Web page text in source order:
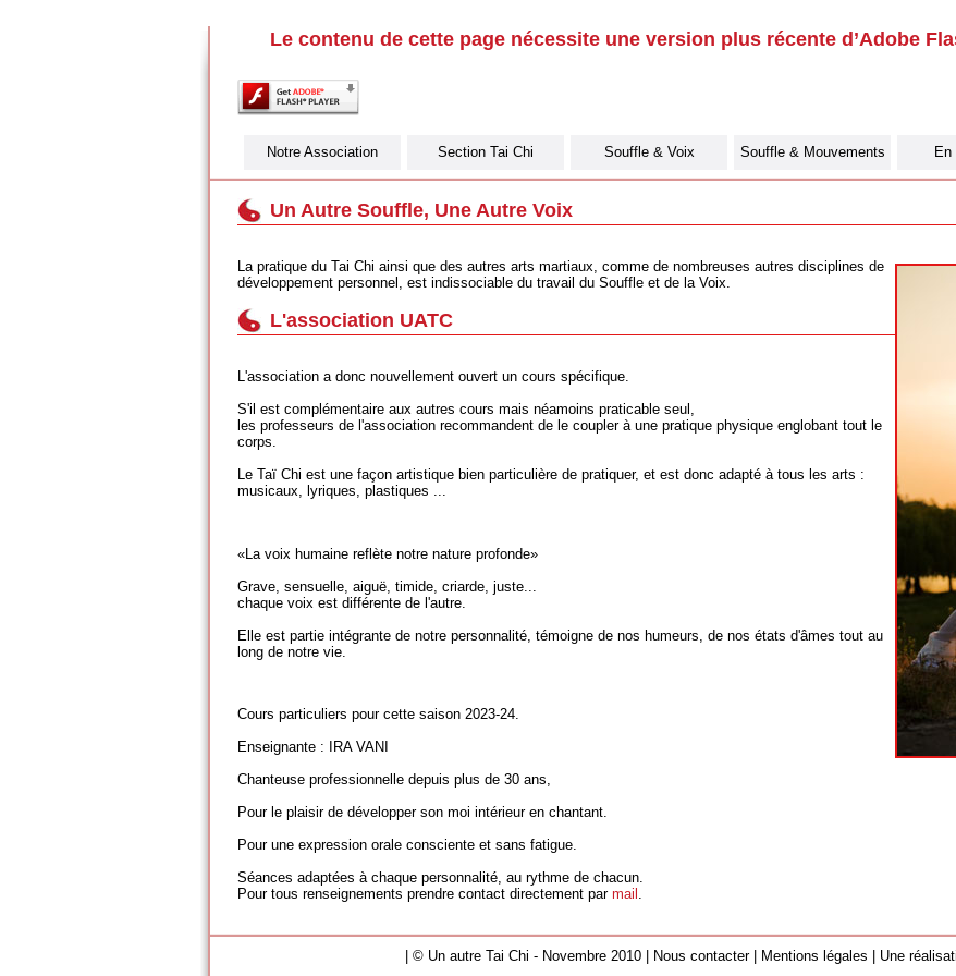
Le contenu de cette page nécessite une version plus récente d’Adobe
Notre Association Section Tai Chi Souffle & Voix Souffle & Mouvements En
Un Autre Souffle, Une Autre Voix
La pratique du Tai Chi ainsi que des autres arts martiaux, comme de nombreuses autres disciplines de
développement personnel, est indissociable du travail du Souffle et de la Voix.
L'association UATC
L'association a donc nouvellement ouvert un cours spécifique.
S'il est complémentaire aux autres cours mais néamoins praticable seul,
les professeurs de l'association recommandent de le coupler à une pratique physique englobant tout le
corps.
Le Taï Chi est une façon artistique bien particulière de pratiquer, et est donc adapté à tous les arts :
musicaux, lyriques, plastiques ...
«La voix humaine reflète notre nature profonde»
Grave, sensuelle, aiguë, timide, criarde, juste...
chaque voix est différente de l'autre.
Elle est partie intégrante de notre personnalité, témoigne de nos humeurs, de nos états d'âmes tout au
long de notre vie.
Cours particuliers pour cette saison 2023-24.
Enseignante : IRA VANI
Chanteuse professionnelle depuis plus de 30 ans,
Pour le plaisir de développer son moi intérieur en chantant.
Pour une expression orale consciente et sans fatigue.
Séances adaptées à chaque personnalité, au rythme de chacun.
Pour tous renseignements prendre contact directement par mail .
© Un autre Tai Chi - Novembre 2010 Nous contacter| Mentions légales Une